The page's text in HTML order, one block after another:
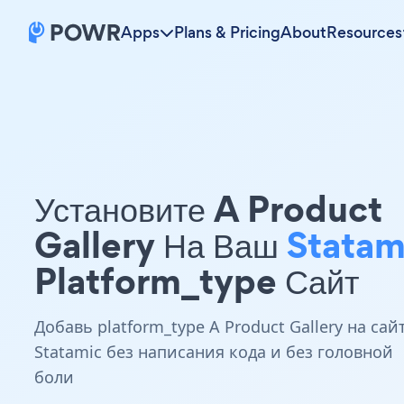
Apps Plans & PricingAboutResources
Установите A Product
Gallery На Ваш
Platform_type Сайт
Добавь platform_type A Product Gallery на
Statamic без написания кода и без головной
боли